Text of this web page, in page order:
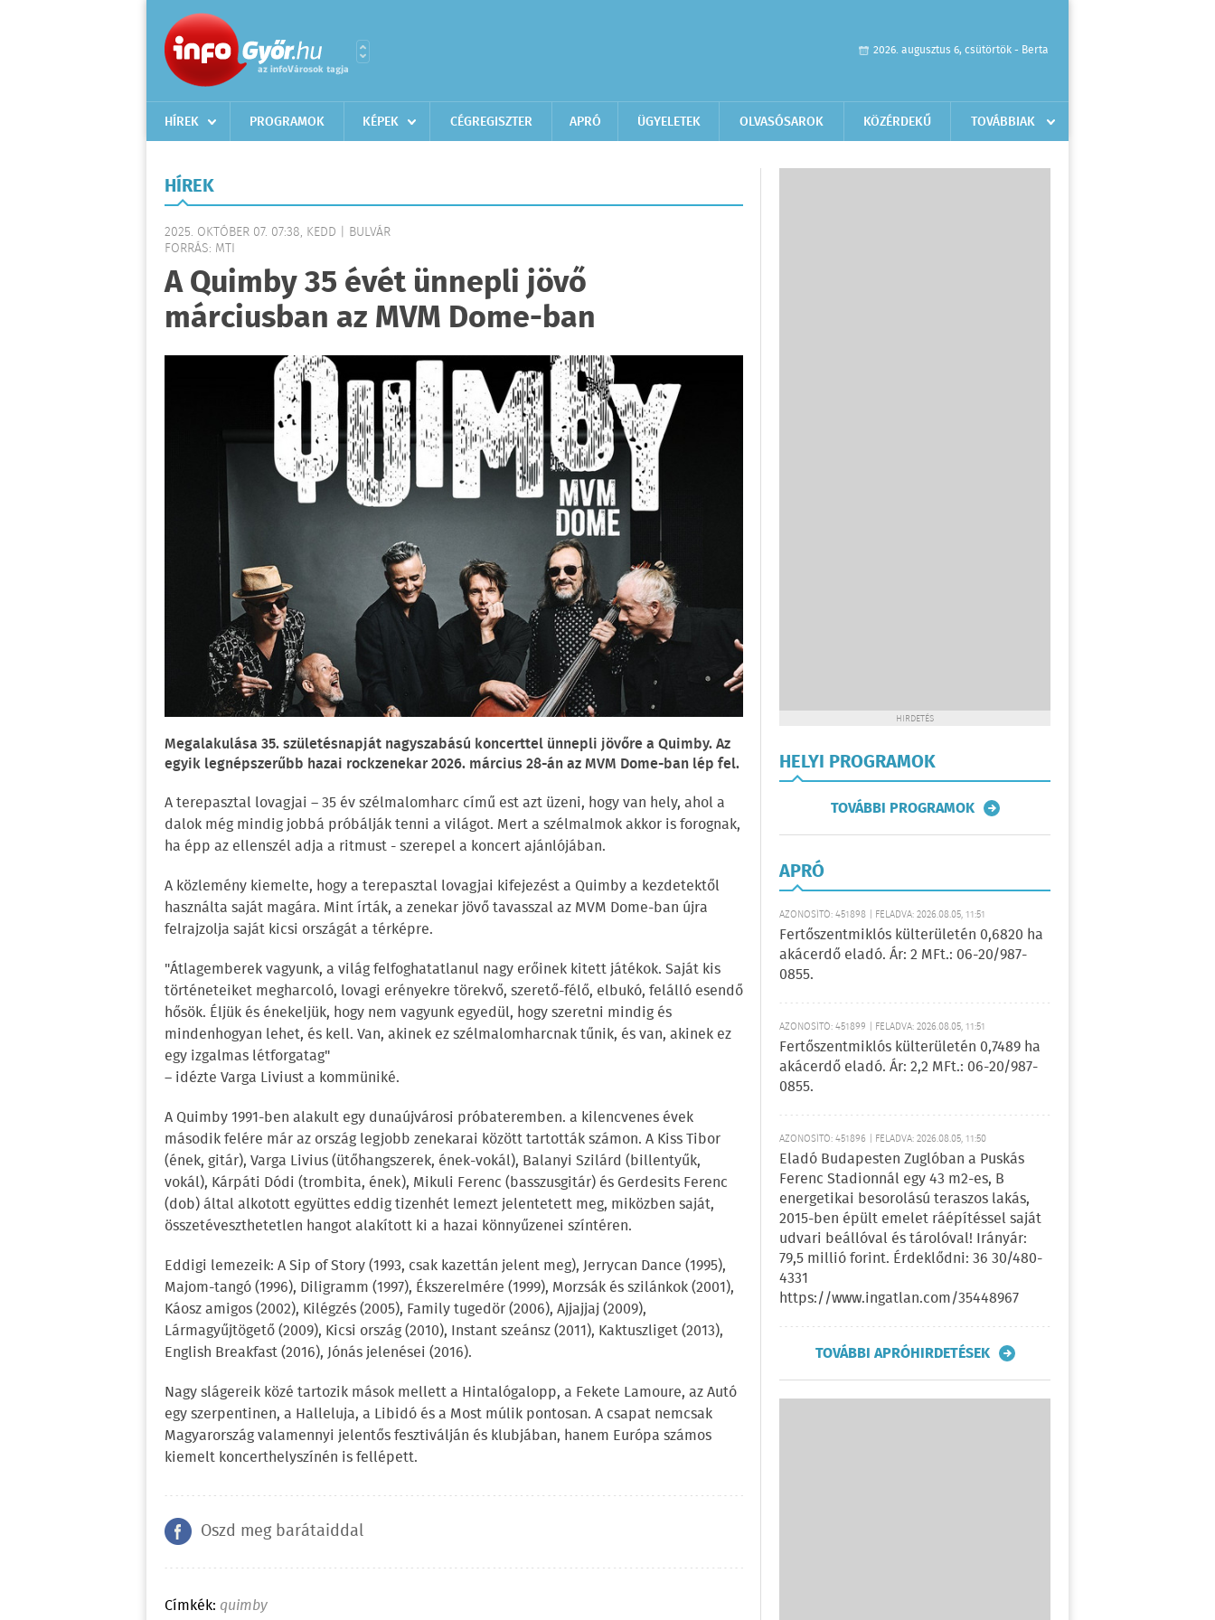
2026. augusztus 6, csütörtök - Berta
HÍREK PROGRAMOK KÉPEK CÉGREGISZTER APRÓ ÜGYELETEK OLVASÓSAROK KÖZÉRDEKŰ TOVÁBBIAK
HÍREK
2025. OKTÓBER 07. 07:38, KEDD | BULVÁR
FORRÁS: MTI
A Quimby 35 évét ünnepli jövő
márciusban az MVM Dome-ban
Megalakulása 35. születésnapját nagyszabású koncerttel ünnepli jövőre a Quimby. Az
egyik legnépszerűbb hazai rockzenekar 2026. március 28-án az MVM Dome-ban lép fel.
A terepasztal lovagjai – 35 év szélmalomharc című est azt üzeni, hogy van hely, ahol a
dalok még mindig jobbá próbálják tenni a világot. Mert a szélmalmok akkor is forognak,
ha épp az ellenszél adja a ritmust - szerepel a koncert ajánlójában.
A közlemény kiemelte, hogy a terepasztal lovagjai kifejezést a Quimby a kezdetektől
használta saját magára. Mint írták, a zenekar jövő tavasszal az MVM Dome-ban újra
felrajzolja saját kicsi országát a térképre.
"Átlagemberek vagyunk, a világ felfoghatatlanul nagy erőinek kitett játékok. Saját kis
történeteiket megharcoló, lovagi erényekre törekvő, szerető-félő, elbukó, felálló esendő
hősök. Éljük és énekeljük, hogy nem vagyunk egyedül, hogy szeretni mindig és
mindenhogyan lehet, és kell. Van, akinek ez szélmalomharcnak tűnik, és van, akinek ez
egy izgalmas létforgatag"
– idézte Varga Liviust a kommüniké.
A Quimby 1991-ben alakult egy dunaújvárosi próbateremben. a kilencvenes évek
második felére már az ország legjobb zenekarai között tartották számon. A Kiss Tibor
(ének, gitár), Varga Livius (ütőhangszerek, ének-vokál), Balanyi Szilárd (billentyűk,
vokál), Kárpáti Dódi (trombita, ének), Mikuli Ferenc (basszusgitár) és Gerdesits Ferenc
(dob) által alkotott együttes eddig tizenhét lemezt jelentetett meg, miközben saját,
összetéveszthetetlen hangot alakított ki a hazai könnyűzenei színtéren.
Eddigi lemezeik: A Sip of Story (1993, csak kazettán jelent meg), Jerrycan Dance (1995),
Majom-tangó (1996), Diligramm (1997), Ékszerelmére (1999), Morzsák és szilánkok (2001),
Káosz amigos (2002), Kilégzés (2005), Family tugedör (2006), Ajjajjaj (2009),
Lármagyűjtögető (2009), Kicsi ország (2010), Instant szeánsz (2011), Kaktuszliget (2013),
English Breakfast (2016), Jónás jelenései (2016).
Nagy slágereik közé tartozik mások mellett a Hintalógalopp, a Fekete Lamoure, az Autó
egy szerpentinen, a Halleluja, a Libidó és a Most múlik pontosan. A csapat nemcsak
Magyarország valamennyi jelentős fesztiválján és klubjában, hanem Európa számos
kiemelt koncerthelyszínén is fellépett.
Oszd meg barátaiddal
Címkék: quimby
HIRDETÉS
HELYI PROGRAMOK
TOVÁBBI PROGRAMOK
APRÓ
AZONOSÍTÓ: 451898 | FELADVA: 2026.08.05, 11:51
Fertőszentmiklós külterületén 0,6820 ha
akácerdő eladó. Ár: 2 MFt.: 06-20/987-
0855.
AZONOSÍTÓ: 451899 | FELADVA: 2026.08.05, 11:51
Fertőszentmiklós külterületén 0,7489 ha
akácerdő eladó. Ár: 2,2 MFt.: 06-20/987-
0855.
AZONOSÍTÓ: 451896 | FELADVA: 2026.08.05, 11:50
Eladó Budapesten Zuglóban a Puskás
Ferenc Stadionnál egy 43 m2-es, B
energetikai besorolású teraszos lakás,
2015-ben épült emelet ráépítéssel saját
udvari beállóval és tárolóval! Irányár:
79,5 millió forint. Érdeklődni: 36 30/480-
4331
https://www.ingatlan.com/35448967
TOVÁBBI APRÓHIRDETÉSEK